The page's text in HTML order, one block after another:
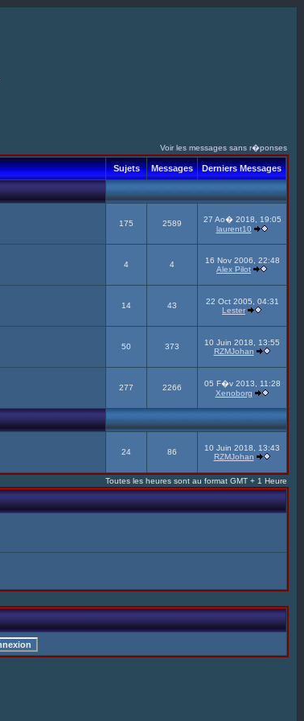
Voir les messages sans r�ponses
Sujets Messages Derniers Messages
175 2589
27 Ao� 2018, 19:05
laurent10
4 4
16 Nov 2006, 22:48
Alex Pilot
14 43
22 Oct 2005, 04:31
Lester
50 373
10 Juin 2018, 13:55
RZMJohan
277 2266
05 F�v 2013, 11:28
Xenoborg
24 86
10 Juin 2018, 13:43
RZMJohan
Toutes les heures sont au format GMT + 1 Heure